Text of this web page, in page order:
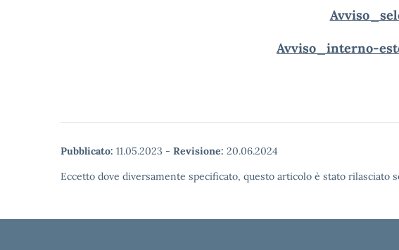
Avviso_interno-
Pubblicato: 11.05.2023 - Revisione: 20.06.2024
Eccetto dove diversamente specificato, questo articolo è stato rilasciato